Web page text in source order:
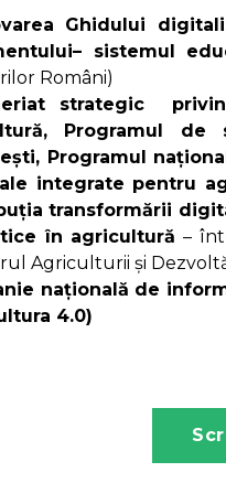
Ghidului
sistemul
Români)
strategic
Programul
Programul
integrate pentru
transformării
în agricultură –
Agriculturii și
națională de
4.0)